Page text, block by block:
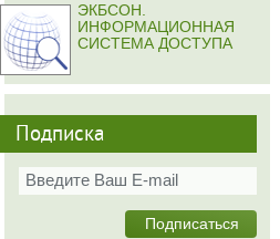
ЭКБСОН.
ИНФОРМАЦИОННАЯ
СИСТЕМА ДОСТУПА
Подписка